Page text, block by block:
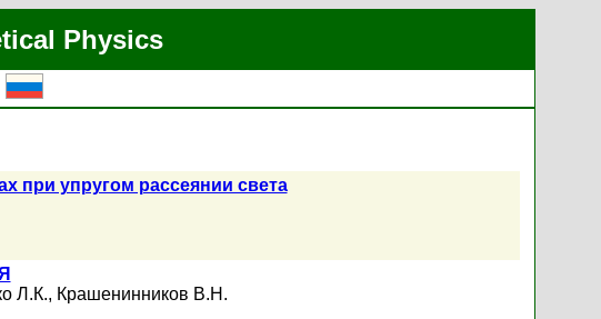
Physics
при упругом рассеянии света
Л.К., Крашенинников В.Н.